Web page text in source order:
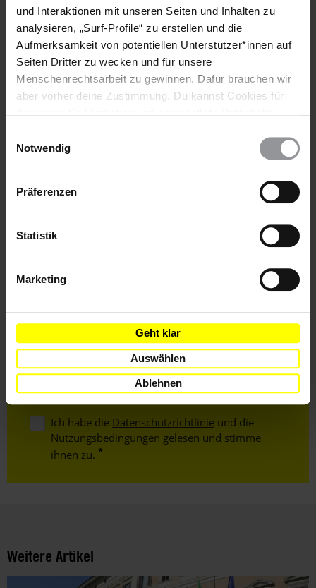
und Interaktionen mit unseren Seiten und Inhalten zu
analysieren, „Surf-Profile“ zu erstellen und die
Aufmerksamkeit von potentiellen Unterstützer*innen auf
Seiten Dritter zu wecken und für unsere
Menschenrechtsarbeit zu gewinnen. Dafür brauchen wir
aber vorher deine Zustimmung. Du kannst Cookies für
wieder ändern. Diesen Banner kannst Du über den Link
Notwendig
Präferenzen
Statistik
Marketing
Geht klar
Auswählen
Ablehnen
Bewaffnete Konflikte Todesstrafe
Teile diesen Beitrag
Header
Abonniere den Amnesty-Newsletter und mach dich
Vorname
Nachname
E-
Ich habe die Datenschutzrichtlinie und die
Nutzungsbedingungen gelesen und stimme
ihnen zu.
Weitere Artikel